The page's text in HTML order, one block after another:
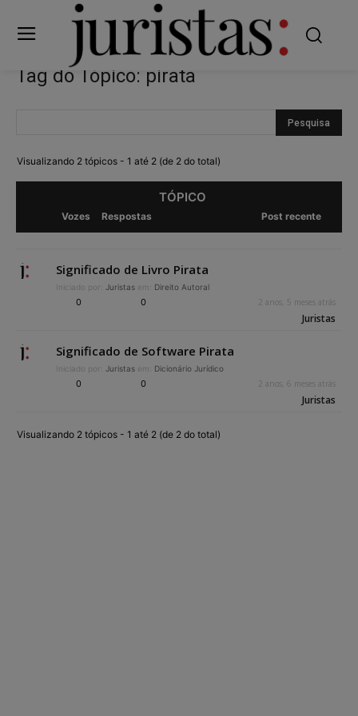
Tag do Tópico: pirata
Visualizando 2 tópicos - 1 até 2 (de 2 do total)
TÓPICO
Vozes Respostas Post recente
Significado de Livro Pirata
Iniciado por: Juristas em: Direito Autoral
0 0 2 anos, 5 meses atrás
Juristas
Significado de Software Pirata
Iniciado por: Juristas em: Dicionário Jurídico
0 0 2 anos, 6 meses atrás
Juristas
Visualizando 2 tópicos - 1 até 2 (de 2 do total)